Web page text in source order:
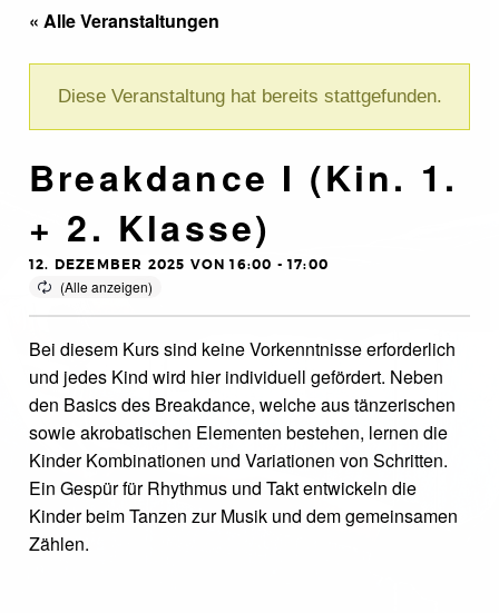
« Alle Veranstaltungen
Diese Veranstaltung hat bereits stattgefunden.
Breakdance I (Kin. 1.
+ 2. Klasse)
12. DEZEMBER 2025 VON 16:00 -17:00
Bei diesem Kurs sind keine Vorkenntnisse erforderlich
und jedes Kind wird hier individuell gefördert. Neben
den Basics des Breakdance, welche aus tänzerischen
sowie akrobatischen Elementen bestehen, lernen die
Kinder Kombinationen und Variationen von Schritten.
Ein Gespür für Rhythmus und Takt entwickeln die
Kinder beim Tanzen zur Musik und dem gemeinsamen
Zählen.